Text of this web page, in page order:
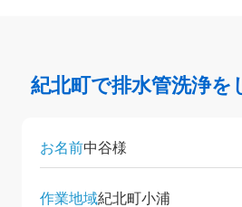
紀北町で排水管洗浄を
お名前中谷様
作業地域紀北町小浦